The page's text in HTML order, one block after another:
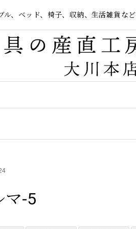
ル、ベッド、椅子、収納、生活雑貨な
マ-5